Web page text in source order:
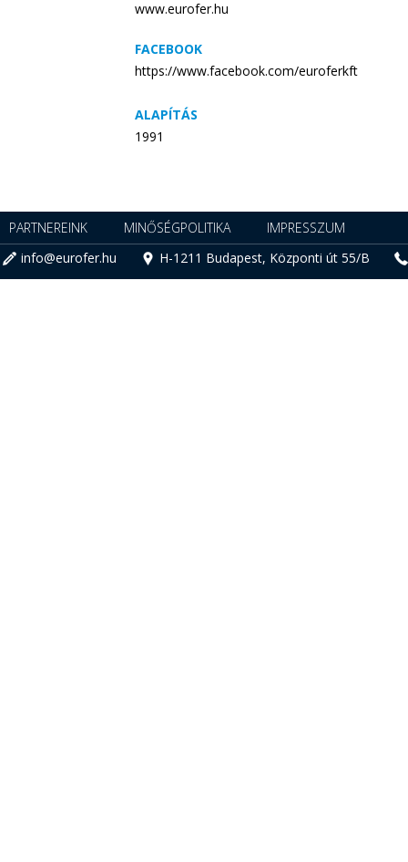
www.eurofer.hu
FACEBOOK
https://www.facebook.com/euroferkft
ALAPÍTÁS
1991
PARTNEREINK MINŐSÉGPOLITIKA
IMPRESSZUM
info@eurofer.hu
H-1211 Budapest, Központi út 55/B